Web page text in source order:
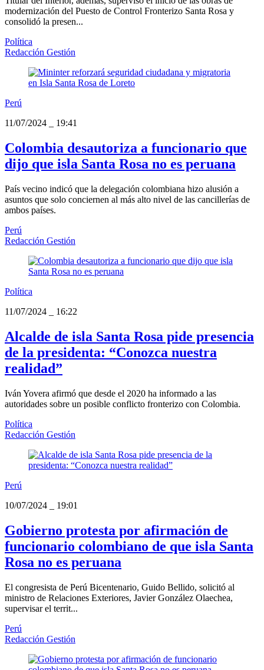
modernización del Puesto de Control Fronterizo Santa Rosa y
consolidó la presen...
Política
Redacción Gestión
Perú
11/07/2024
19:41
Colombia desautoriza a funcionario que
dijo que isla Santa Rosa no es peruana
País vecino indicó que la delegación colombiana hizo alusión a
asuntos que solo conciernen al más alto nivel de las cancillerías de
ambos países.
Perú
Redacción Gestión
Política
11/07/2024
16:22
Alcalde de isla Santa Rosa pide presencia
de la presidenta: “Conozca nuestra
realidad”
Iván Yovera afirmó que desde el 2020 ha informado a las
autoridades sobre un posible conflicto fronterizo con Colombia.
Política
Redacción Gestión
Perú
10/07/2024
19:01
Gobierno protesta por afirmación de
funcionario colombiano de que isla Santa
Rosa no es peruana
El congresista de Perú Bicentenario, Guido Bellido, solicitó al
ministro de Relaciones Exteriores, Javier González Olaechea,
supervisar el territ...
Perú
Redacción Gestión